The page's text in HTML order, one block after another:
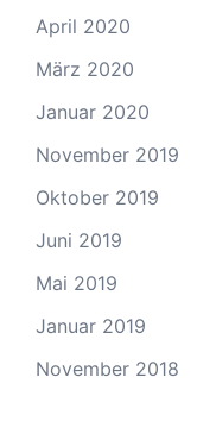
April 2020
März 2020
Januar 2020
November 2019
Oktober 2019
Juni 2019
Mai 2019
Januar 2019
November 2018